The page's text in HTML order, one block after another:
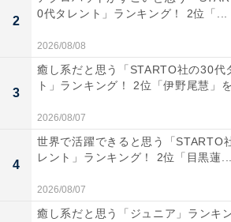
6/13(火)より本イラストを使用し
店舗情報は公式サイトをご覧
▼詳細はこちらhttps://t.co/
#刀鍛冶の里編 pic.twitter.com/
— 鬼滅の刃公式 (@kimetsu_off)
2
0代タレント」ランキング！ 2位「...
2026/08/08
3
癒し系だと思う「STARTO社の30代
ト」ランキング！ 2位「伊野尾慧」を
2026/08/07
4
世界で活躍できると思う「STARTO
レント」ランキング！ 2位「目黒蓮...
2026/08/07
癒し系だと思う「ジュニア」ランキ